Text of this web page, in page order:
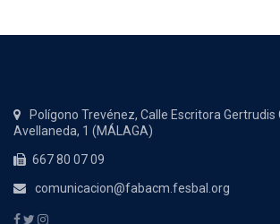
Polígono Trevénez, Calle Escritora Gertrudis
Avellaneda, 1 (MÁLAGA)
667 80 07 09
comunicacion@fabacm.fesbal.org